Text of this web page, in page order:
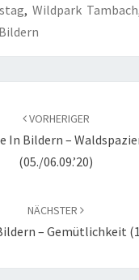
, Wildpark Tambach
VORHERIGER
In Bildern –
(05./06.09.’20)
NÄCHSTER
– Gemütlichkeit